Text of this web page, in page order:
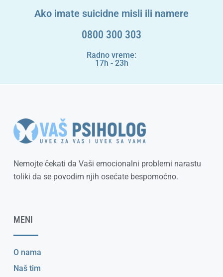
Ako imate suicidne misli ili namere
0800 300 303
Radno vreme:
17h - 23h
Nemojte čekati da Vaši emocionalni problemi narastu
toliki da se povodim njih osećate bespomoćno.
MENI
O nama
Naš tim